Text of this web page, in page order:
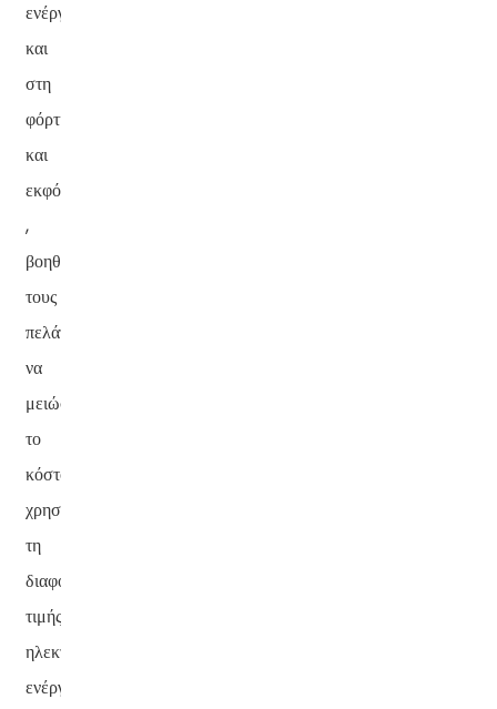
ενέργειας
και
στη
φόρτιση
και
εκφόρτιση
,
βοηθώντας
τους
πελάτες
να
μειώσουν
το
κόστος
χρησιμοποιώντας
τη
διαφορά
τιμής
ηλεκτρικής
ενέργειας